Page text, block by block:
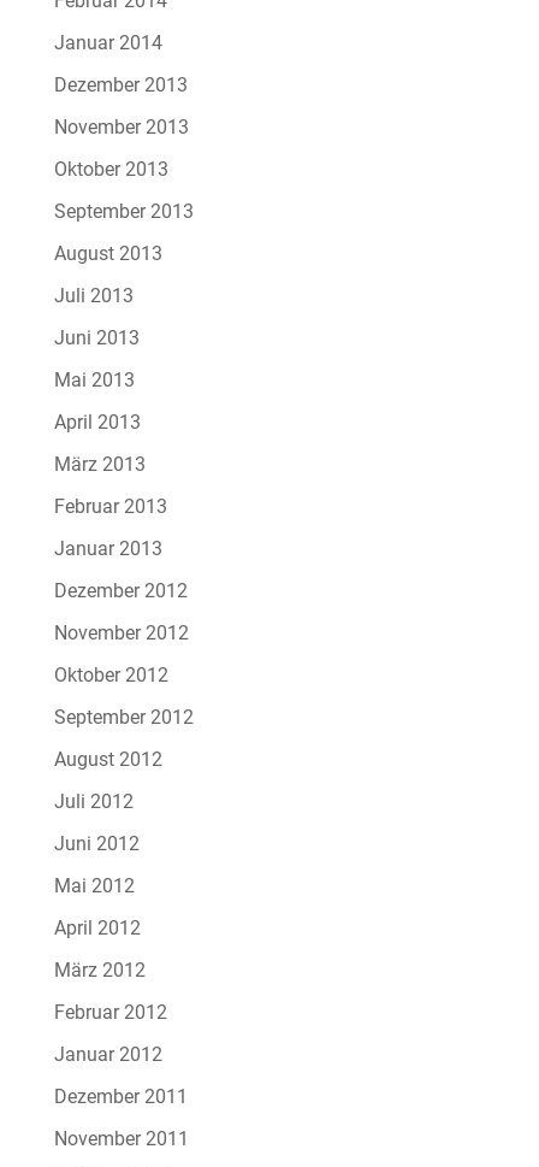
Januar 2014
Dezember 2013
November 2013
Oktober 2013
September 2013
August 2013
Juli 2013
Juni 2013
Mai 2013
April 2013
März 2013
Februar 2013
Januar 2013
Dezember 2012
November 2012
Oktober 2012
September 2012
August 2012
Juli 2012
Juni 2012
Mai 2012
April 2012
März 2012
Februar 2012
Januar 2012
Dezember 2011
November 2011